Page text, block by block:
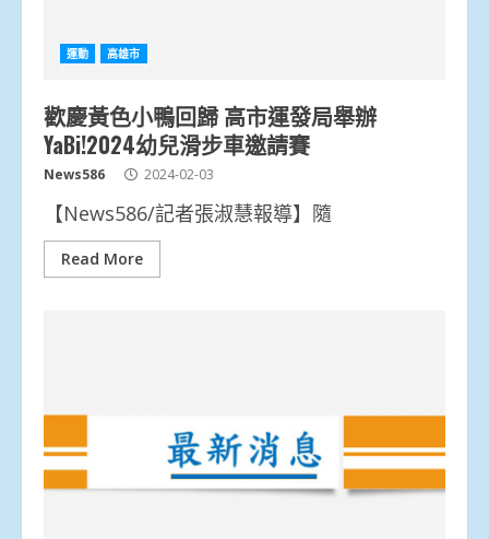
運動 高雄市
歡慶黃色小鴨回歸 高市運發局舉辦
YaBi!2024幼兒滑步車邀請賽
News586 2024-02-03
【News586/記者張淑慧報導】隨
Read More